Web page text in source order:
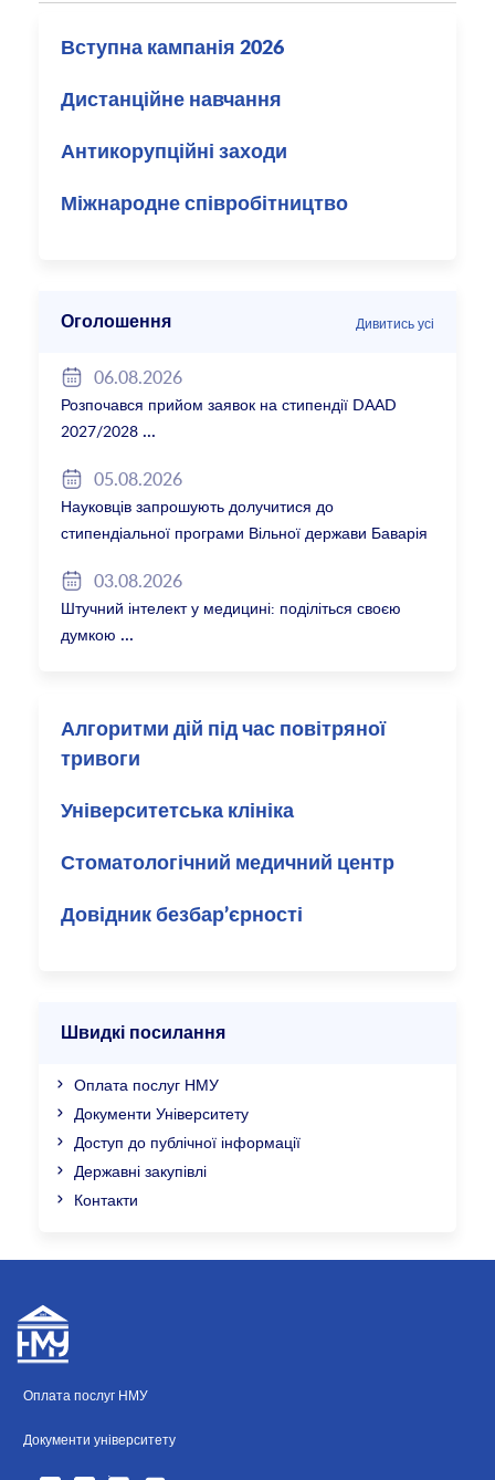
Вступна кампанія 2026
Дистанційне навчання
Антикорупційні заходи
Міжнародне співробітництво
Оголошення Дивитись усі
06.08.2026
Розпочався прийом заявок на стипендії DAAD
2027/2028
05.08.2026
Науковців запрошують долучитися до
стипендіальної програми Вільної держави Баварія
03.08.2026
Штучний інтелект у медицині: поділіться своєю
думкою
Алгоритми дій під час повітряної
тривоги
Університетська клініка
Стоматологічний медичний центр
Довідник безбар’єрності
Швидкі посилання
Оплата послуг НМУ
Документи Університету
Доступ до публічної інформації
Державні закупівлі
Контакти
Оплата послуг НМУ
Документи університету